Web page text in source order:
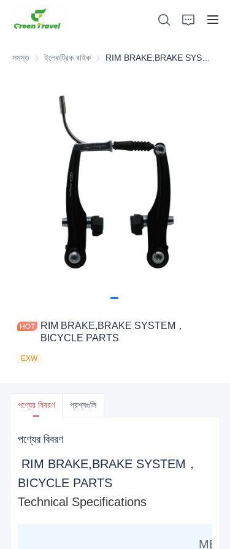
সমস্ত ইলেকট্রিক বাইক ইলেকট্রিক বাইক
RIM BRAKE,BRAKE SYSTEM，
BICYCLE PARTS
EXW
পণ্যের বিবরণ প্রশ্নগুলি
পণ্যের বিবরণ
RIM BRAKE,BRAKE SYSTEM，
BICYCLE PARTS
Technical Specifications
সংবাদ এবং সহযোগিতার মামলা
উৎপাদন ভিত্তি এবং প্রক্রিয়া